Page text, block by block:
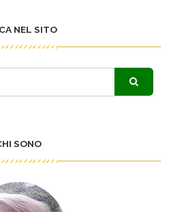
NEL SITO
SONO